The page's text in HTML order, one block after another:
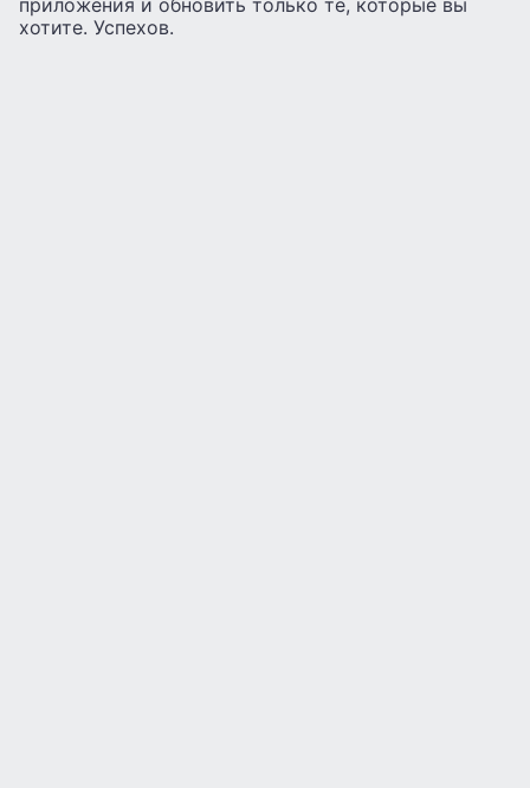
хотите. Успехов.